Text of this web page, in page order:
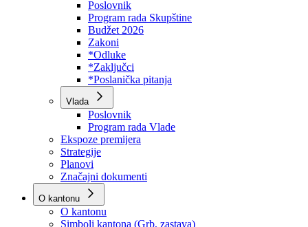
Dokumenti
Skupština
Poslovnik
Program rada Skupštine
Budžet 2026
Zakoni
*Odluke
*Zaključci
*Poslanička pitanja
Vlada
Poslovnik
Program rada Vlade
Ekspoze premijera
Strategije
Planovi
Značajni dokumenti